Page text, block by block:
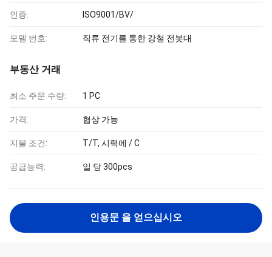
인증: ISO9001/BV/
모델 번호: 직류 전기를 통한 강철 전봇대
부동산 거래
최소 주문 수량: 1 PC
가격: 협상 가능
지불 조건: T/T, 시력에 / C
공급능력: 일 당 300pcs
인용문 을 얻으십시오